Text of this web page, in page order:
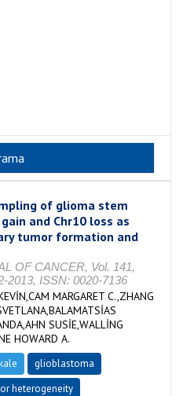
of glioma stem
and Chr10 loss as
tumor formation and
OF CANCER, Vol. 141,
2013, ISSN: 0020-7136
MARGARET C.,ZHANG
SUSİE,WALLİNG
HOWARD A.
glioblastoma
heterogeneity